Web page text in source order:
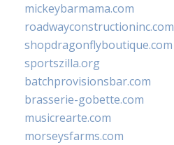
mickeybarmama.com
roadwayconstructioninc.com
shopdragonflyboutique.com
sportszilla.org
batchprovisionsbar.com
brasserie-gobette.com
musicrearte.com
morseysfarms.com